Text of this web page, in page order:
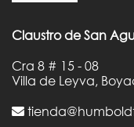
Claustro de San
Cra 8 # 15 - 08
Villa de Leyva,